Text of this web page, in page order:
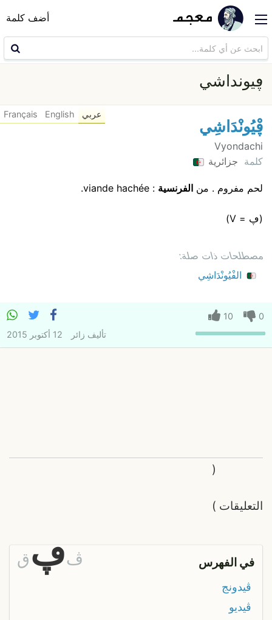
أضف كلمة
ڥيونداشي
ڥْيُونْدَاشِي
Vyondachi
كلمة جزائرية
لحم مفروم . من الفرنسية : viande hachée.
(ڥ = V)
عربي English
Français
مصطلحات ذات صلة:
الفْيُونْدَاشِي
0
10
تأليف زائر 12 أكتوبر 2015
التعليقات
(
)
في الفهرس ڤڥق
ڤيدونج
ڤيديو